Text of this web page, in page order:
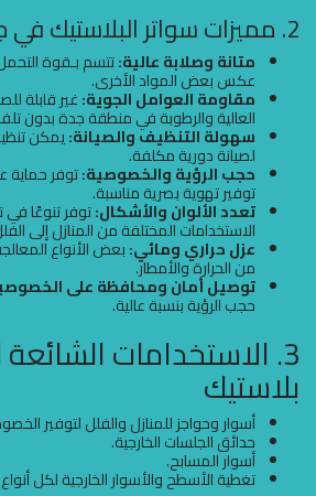
متانة وصلابة عالية:تتسم بـقوة التحمل
عكس بعض المواد الأخرى.
مقاومة العوامل الجوية:غير قابلة
العالية والرطوبة في منطقة جدة بدون تلف.
سهولة التنظيف والصيانة:يمكن
لصيانة دورية مكلفة.
حجب الرؤية والخصوصية:توفر حماية
توفير تهوية بصرية مناسبة.
تعدد الألوان والأشكال:توفر تنوعًا في
الاستخدامات المختلفة من المنازل إلى
عزل حراري ومائي:بعض الأنواع المعالجة
من الحرارة والأمطار.
توصيل أمان ومحافظة على الخصوصية:
حجب الرؤية بنسبة عالية.
3. الاستخدامات الشائعة
بلاستيك
أسوار وحواجز للمنازل والفلل لتوفير
حدائق الجلسات الخارجية.
أسوار المسابح.
تغطية الأسطح والأسوار الخارجية لكل أنواع